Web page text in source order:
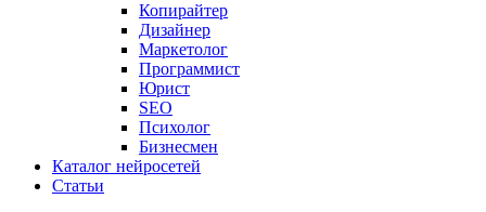
Копирайтер
Дизайнер
Маркетолог
Программист
Юрист
SEO
Психолог
Бизнесмен
Каталог нейросетей
Статьи